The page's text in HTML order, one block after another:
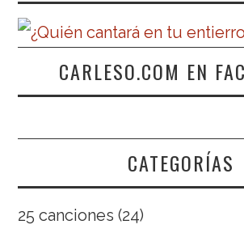
CARLESO.COM EN
CATEGORÍAS
25 canciones (24)